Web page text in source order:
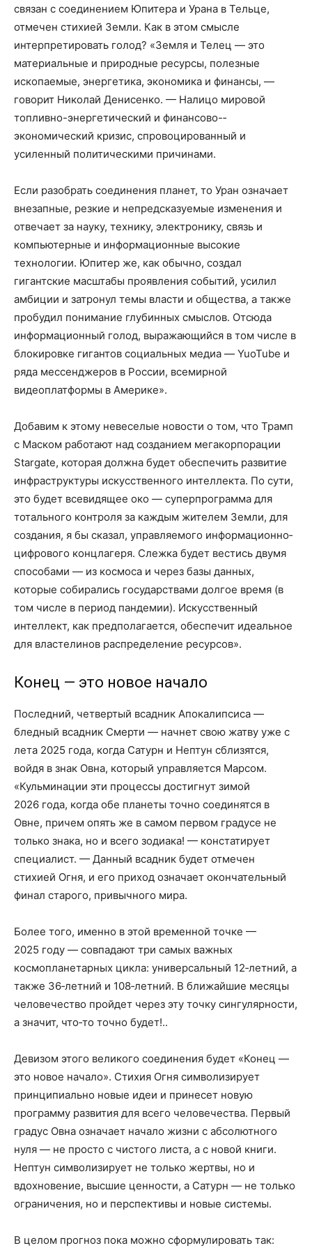
связан с соединением Юпитера и Урана в Тельце,
отмечен стихией Земли. Как в этом смысле
интерпретировать голод? «Земля и Телец — это
материальные и природные ресурсы, полезные
ископаемые, энергетика, экономика и финансы, —
говорит Николай Денисенко. — Налицо мировой
топливно­-энергетический и финансово-­
экономический кризис, спровоцированный и
усиленный политическими причинами.
Если разобрать соединения планет, то Уран означает
внезапные, резкие и непредсказуемые изменения и
отвечает за науку, технику, электронику, связь и
компьютерные и информационные высокие
технологии. Юпитер же, как обычно, создал
гигантские масштабы проявления событий, усилил
амбиции и затронул темы власти и общества, а также
пробудил понимание глубинных смыслов. Отсюда
информационный голод, выражающийся в том числе в
блокировке гигантов социальных медиа — YuoTube и
ряда мессенджеров в России, всемирной
видеоплатформы в Америке».
Добавим к этому невеселые новости о том, что Трамп
с Маском работают над созданием мегакорпорации
Stargate, которая должна будет обеспечить развитие
инфраструктуры искусственного интеллекта. По сути,
это будет всевидящее око — суперпрограмма для
тотального контроля за каждым жителем Земли, для
создания, я бы сказал, управляемого информационно­
цифрового концлагеря. Слежка будет вестись двумя
способами — из космоса и через базы данных,
которые собирались государствами долгое время (в
том числе в период пандемии). Искусственный
интеллект, как предполагается, обеспечит идеальное
для властелинов распределение ресурсов».
Конец — это новое начало
Последний, четвертый всадник Апокалипсиса —
бледный всадник Смерти — начнет свою жатву уже с
лета 2025 года, когда Сатурн и Нептун сблизятся,
войдя в знак Овна, который управляется Марсом.
«Кульминации эти процессы достигнут зимой
2026 года, когда обе планеты точно соединятся в
Овне, причем опять же в самом первом градусе не
только знака, но и всего зодиака! — констатирует
специалист. — Данный всадник будет отмечен
стихией Огня, и его приход означает окончательный
финал старого, привычного мира.
Более того, именно в этой временной точке —
2025 году — совпадают три самых важных
космопланетарных цикла: универсальный 12‑летний, а
также 36‑летний и 108‑летний. В ближайшие месяцы
человечество пройдет через эту точку сингулярности,
а значит, что‑то точно будет!..
Девизом этого великого соединения будет «Конец —
это новое начало». Стихия Огня символизирует
принципиально новые идеи и принесет новую
программу развития для всего человечества. Первый
градус Овна означает начало жизни с абсолютного
нуля — не просто с чистого листа, а с новой книги.
Нептун символизирует не только жертвы, но и
вдохновение, высшие ценности, а Сатурн — не только
ограничения, но и перспективы и новые системы.
В целом прогноз пока можно сформулировать так: